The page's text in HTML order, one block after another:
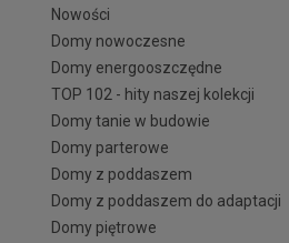
Nowości
Domy nowoczesne
Domy energooszczędne
TOP 102 - hity naszej kolekcji
Domy tanie w budowie
Domy parterowe
Domy z poddaszem
Domy z poddaszem do adaptacji
Domy piętrowe